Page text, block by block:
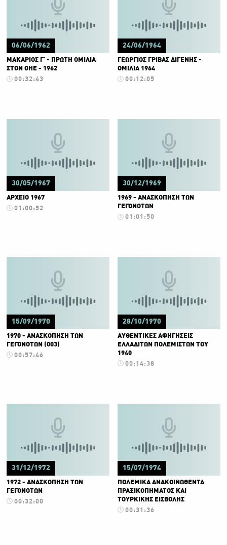
06/06/1962
ΜΑΚΑΡΙΟΣ Γ' - ΠΡΩΤΗ ΟΜΙΛΙΑ
ΣΤΟΝ ΟΗΕ - 1962
00:32:43
24/06/1964
ΓΕΩΡΓΙΟΣ ΓΡΙΒΑΣ ΔΙΓΕΝΗΣ -
ΟΜΙΛΙΑ 1964
00:12:05
30/05/1967
ΑΡΧΕΙΟ 1967
01:00:52
30/12/1969
1969 - ΑΝΑΣΚΟΠΗΣΗ ΤΩΝ
ΓΕΓΟΝΟΤΩΝ
01:01:50
15/09/1970
1970 - ΑΝΑΣΚΟΠΗΣΗ ΤΩΝ
ΓΕΓΟΝΟΤΩΝ (003)
00:57:46
28/10/1970
ΑΥΘΕΝΤΙΚΕΣ ΑΦΗΓΗΣΕΙΣ
ΕΛΛΑΔΙΤΩΝ ΠΟΛΕΜΙΣΤΩΝ ΤΟΥ
1940
00:14:38
31/12/1972
1972 - ΑΝΑΣΚΟΠΗΣΗ ΤΩΝ
ΓΕΓΟΝΟΤΩΝ
00:32:00
15/07/1974
ΠΟΛΕΜΙΚΑ ΑΝΑΚΟΙΝΩΘΕΝΤΑ
ΠΡΑΞΙΚΟΠΗΜΑΤΟΣ ΚΑΙ
ΤΟΥΡΚΙΚΗΣ ΕΙΣΒΟΛΗΣ
00:31:36